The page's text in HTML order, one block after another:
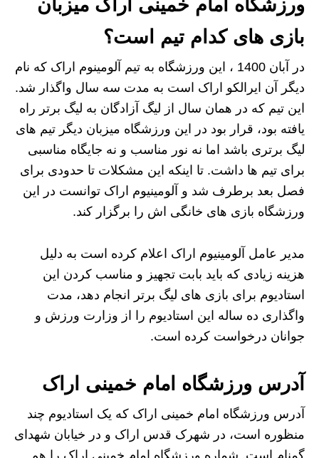
ورزشگاه امام خمینی اراک میزبان
بازی های کدام تیم است؟
در آبان 1400 ، این ورزشگاه به تیم آلومینوم اراک که نام
دیگر آن ایرالکو اراک است به مدت سه سال واگذار شد.
این تیم که در همان سال از لیگ آزادگان به لیگ برتر راه
یافته بود، قرار بود در این ورزشگاه میزبان دیگر تیم های
لیگ برتری باشد اما نه نور مناسب و نه جایگاه مناسبی
برای تیم ها داشت. تا اینکه این مشکلات تا حدودی برای
فصل بعد برطرف شد و آلومینیوم اراک توانست در این
ورزشگاه بازی های خانگی اش را برگزار کند.
مدیر عامل آلومینیوم اراک اعلام کرده است به دلیل
هزینه زیادی که باید بابت تجهیز و مناسب کردن این
استادیوم برای بازی های لیگ برتر انجام دهد، مدت
واگذاری ده ساله این استادیوم را از وزارت ورزش و
جوانان درخواست کرده است.
آدرس ورزشگاه امام خمینی اراک
آدرس ورزشگاه امام خمینی اراک که یک استادیوم چند
منظوره است، در شهرک قدس اراک و در خیابان شهدای
گمنام است. شماره ورزشگاه امام خمینی اراک را هم